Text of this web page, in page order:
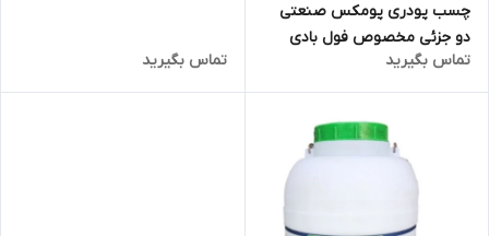
چسب پودری پومکس صنعتی
دو جزئی مخصوص فول بادی
g900
تماس بگیرید تماس بگیرید